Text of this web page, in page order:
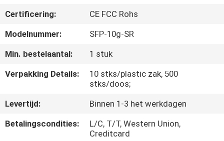
FABRIEKSREIS
CONTACTEER
NIEUWS
Certificering:
CE FCC Rohs
Modelnummer:
SFP-10g-SR
Min. bestelaantal:
1 stuk
Verpakking Details:
10 stks/plastic zak, 500
stks/doos;
Levertijd:
Binnen 1-3 het werkdagen
Betalingscondities:
L/C, T/T, Western Union,
Creditcard